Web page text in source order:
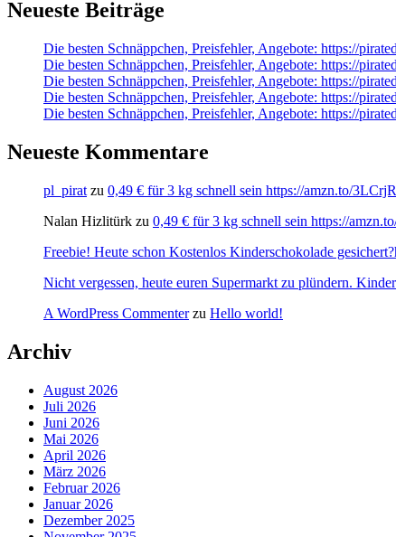
Neueste Beiträge
Die besten Schnäppchen, Preisfehler, Angebote: https://
Die besten Schnäppchen, Preisfehler, Angebote: https://
Die besten Schnäppchen, Preisfehler, Angebote: https://
Die besten Schnäppchen, Preisfehler, Angebote: https://
Die besten Schnäppchen, Preisfehler, Angebote: https://
Neueste Kommentare
pl_pirat zu 0,49 € für 3 kg schnell sein https://amzn.to/
Nalan Hizlitürk zu 0,49 € für 3 kg schnell sein https://
Freebie! Heute schon Kostenlos Kinderschokolade
Nicht vergessen, heute euren Supermarkt zu plündern.
A WordPress Commenterzu Hello world!
Archiv
August 2026
Juli 2026
Juni 2026
Mai 2026
April 2026
März 2026
Februar 2026
Januar 2026
Dezember 2025